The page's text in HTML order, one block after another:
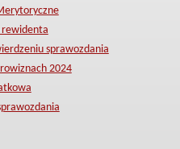
rewidenta
sprawozdania
2024